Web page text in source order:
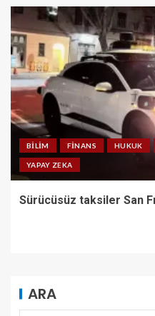
BILIM FINANS HUKUK
YAPAY ZEKA
Sürücüsüz taksiler San
ARA